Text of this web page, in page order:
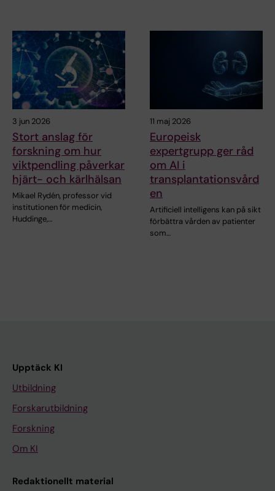
3 jun 2026
Stort anslag för
forskning om hur
viktpendling påverkar
hjärt- och kärlhälsan
Mikael Rydén, professor vid
institutionen för medicin,
Huddinge,…
11 maj 2026
Europeisk
expertgrupp ger råd
om AI i
transplantationsvård
en
Artificiell intelligens kan på sikt
förbättra vården av patienter
som…
Upptäck KI
Utbildning
Forskarutbildning
Forskning
Om KI
Redaktionellt material